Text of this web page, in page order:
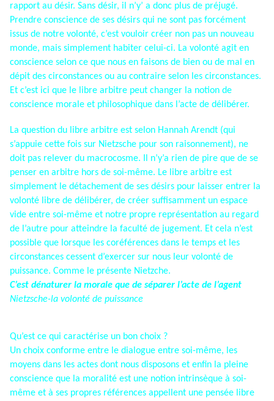
rapport au désir. Sans désir, il n’y’ a donc plus de préjugé.
Prendre conscience de ses désirs qui ne sont pas forcément
issus de notre volonté, c’est vouloir créer non pas un nouveau
monde, mais simplement habiter celui-ci. La volonté agit en
conscience selon ce que nous en faisons de bien ou de mal en
dépit des circonstances ou au contraire selon les circonstances.
Et c’est ici que le libre arbitre peut changer la notion de
conscience morale et philosophique dans l’acte de délibérer.
La question du libre arbitre est selon Hannah Arendt (qui
s’appuie cette fois sur Nietzsche pour son raisonnement), ne
doit pas relever du macrocosme. Il n’y’a rien de pire que de se
penser en arbitre hors de soi-même. Le libre arbitre est
simplement le détachement de ses désirs pour laisser entrer la
volonté libre de délibérer, de créer suffisamment un espace
vide entre soi-même et notre propre représentation au regard
de l’autre pour atteindre la faculté de jugement. Et cela n’est
possible que lorsque les coréférences dans le temps et les
circonstances cessent d’exercer sur nous leur volonté de
puissance. Comme le présente Nietzche.
C’est dénaturer la morale que de séparer l’acte de l’agent
Nietzsche-la volonté de puissance
Qu’est ce qui caractérise un bon choix ?
Un choix conforme entre le dialogue entre soi-même, les
moyens dans les actes dont nous disposons et enfin la pleine
conscience que la moralité est une notion intrinsèque à soi-
même et à ses propres références appellent une pensée libre